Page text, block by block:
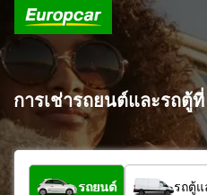
การเช่ารถยนต์และรถตู้
รถประเภทใด
รถยนต์ รถตู้แ